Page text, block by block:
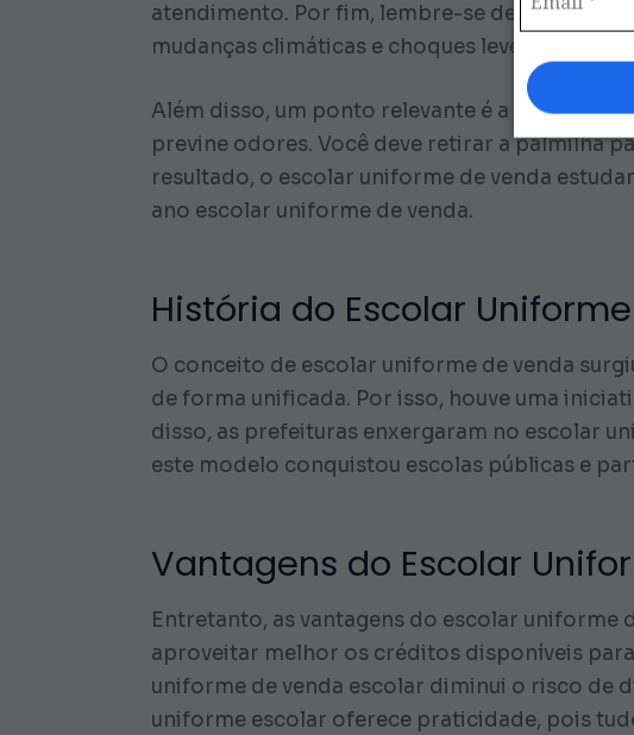
atendimento. Por fim, lembre-se de que a
mudanças climáticas e choques leves.
Além disso, um ponto relevante é a rotina de
previne odores. Você deve retirar a palmilha
resultado, o escolar uniforme de venda
ano escolar uniforme de venda.
História do Escolar
O conceito de escolar uniforme de venda
de forma unificada. Por isso, houve uma
disso, as prefeituras enxergaram no escolar
este modelo conquistou escolas públicas e
Vantagens do Escolar
Entretanto, as vantagens do escolar uniforme
aproveitar melhor os créditos disponíveis
uniforme de venda escolar diminui o risco de
uniforme escolar oferece praticidade, pois